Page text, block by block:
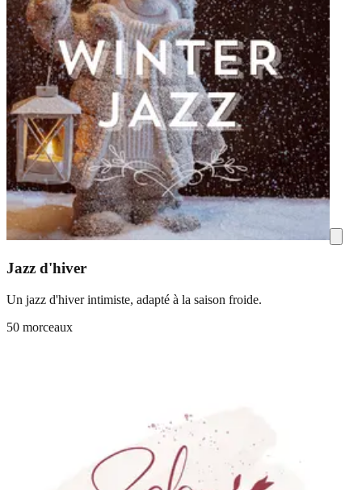
Jazz d'hiver
Un jazz d'hiver intimiste, adapté à la saison froide.
50 morceaux